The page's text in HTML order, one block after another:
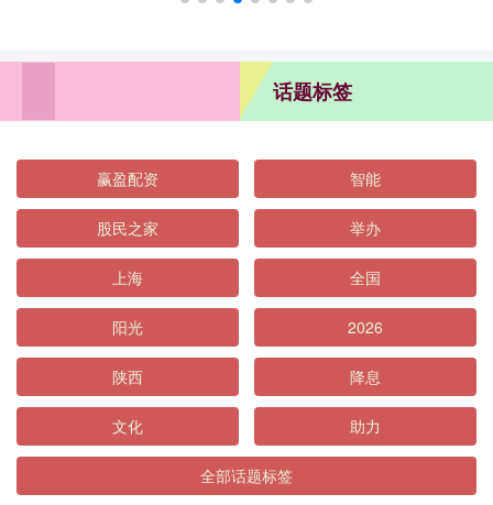
话题标签
赢盈配资 智能
股民之家 举办
上海 全国
阳光 2026
陕西 降息
文化 助力
全部话题标签